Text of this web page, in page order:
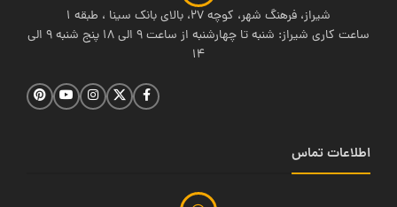
شیراز، فرهنگ شهر، کوچه 27، بالای بانک سینا ، طبقه 1
ساعت کاری شیراز: شنبه تا چهارشنبه از ساعت 9 الی 18 پنج شنبه 9 الی
14
اطلاعات تماس